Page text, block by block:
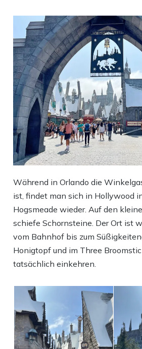
Während in Orlando die
ist, findet man sich in Hollywood
Hogsmeade wieder. Auf den
schiefe Schornsteine. Der Ort ist
vom Bahnhof bis zum
Honigtopf und im Three
tatsächlich einkehren.